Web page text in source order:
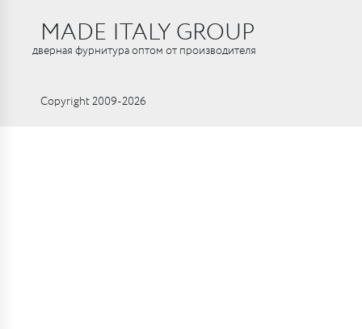
MADE ITALY GROUP
дверная фурнитура оптом от производителя
Copyright 2009-2026